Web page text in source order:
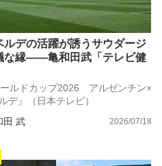
ルデの活躍が誘うサウダージ
な縁――亀和田武「テレビ健
ールドカップ2026 アルゼンチン×
デ』（日本テレビ）
田 武
2026/07/18